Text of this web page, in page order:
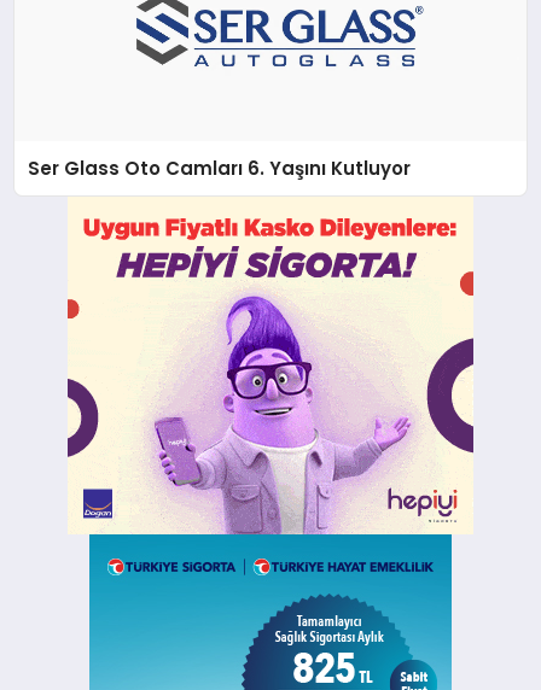
Ser Glass Oto Camları 6. Yaşını Kutluyor